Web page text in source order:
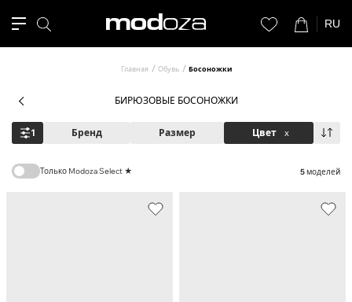
RU
Главная Обувь Босоножки
БИРЮЗОВЫЕ БОСОНОЖКИ
1 Бренд Размер Цвет x
Только Modoza Select ★ 5моделей